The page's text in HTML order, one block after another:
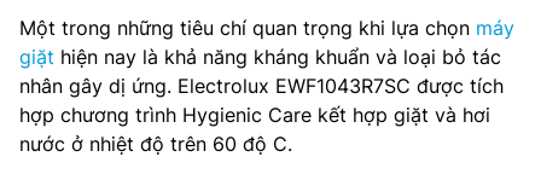
Một trong những tiêu chí quan trọng khi lựa chọn máy
giặt hiện nay là khả năng kháng khuẩn và loại bỏ tác
nhân gây dị ứng. Electrolux EWF1043R7SC được tích
hợp chương trình Hygienic Care kết hợp giặt và hơi
nước ở nhiệt độ trên 60 độ C.